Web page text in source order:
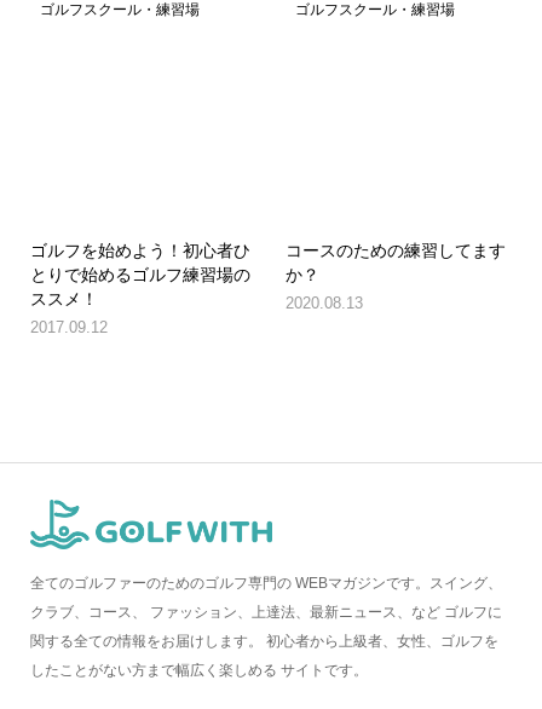
ゴルフスクール・練習場
ゴルフを始めよう！初心者ひ
とりで始めるゴルフ練習場の
ススメ！
2017.09.12
ゴルフスクール・練習場
コースのための練習してます
か？
2020.08.13
全てのゴルファーのためのゴルフ専門の WEBマガジンです。スイング、
クラブ、コース、 ファッション、上達法、最新ニュース、など ゴルフに
関する全ての情報をお届けします。 初心者から上級者、女性、ゴルフを
したことがない方まで幅広く楽しめる サイトです。